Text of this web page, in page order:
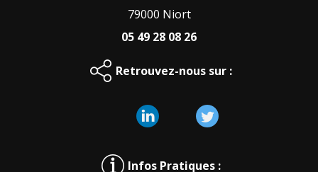
79000 Niort
05 49 28 08 26
Retrouvez-nous sur :
Infos Pratiques :